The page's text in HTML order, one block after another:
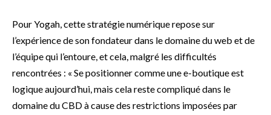
Pour Yogah, cette stratégie numérique repose sur
l’expérience de son fondateur dans le domaine du web et de
l’équipe qui l’entoure, et cela, malgré les difficultés
rencontrées : « Se positionner comme une e-boutique est
logique aujourd’hui, mais cela reste compliqué dans le
domaine du CBD à cause des restrictions imposées par